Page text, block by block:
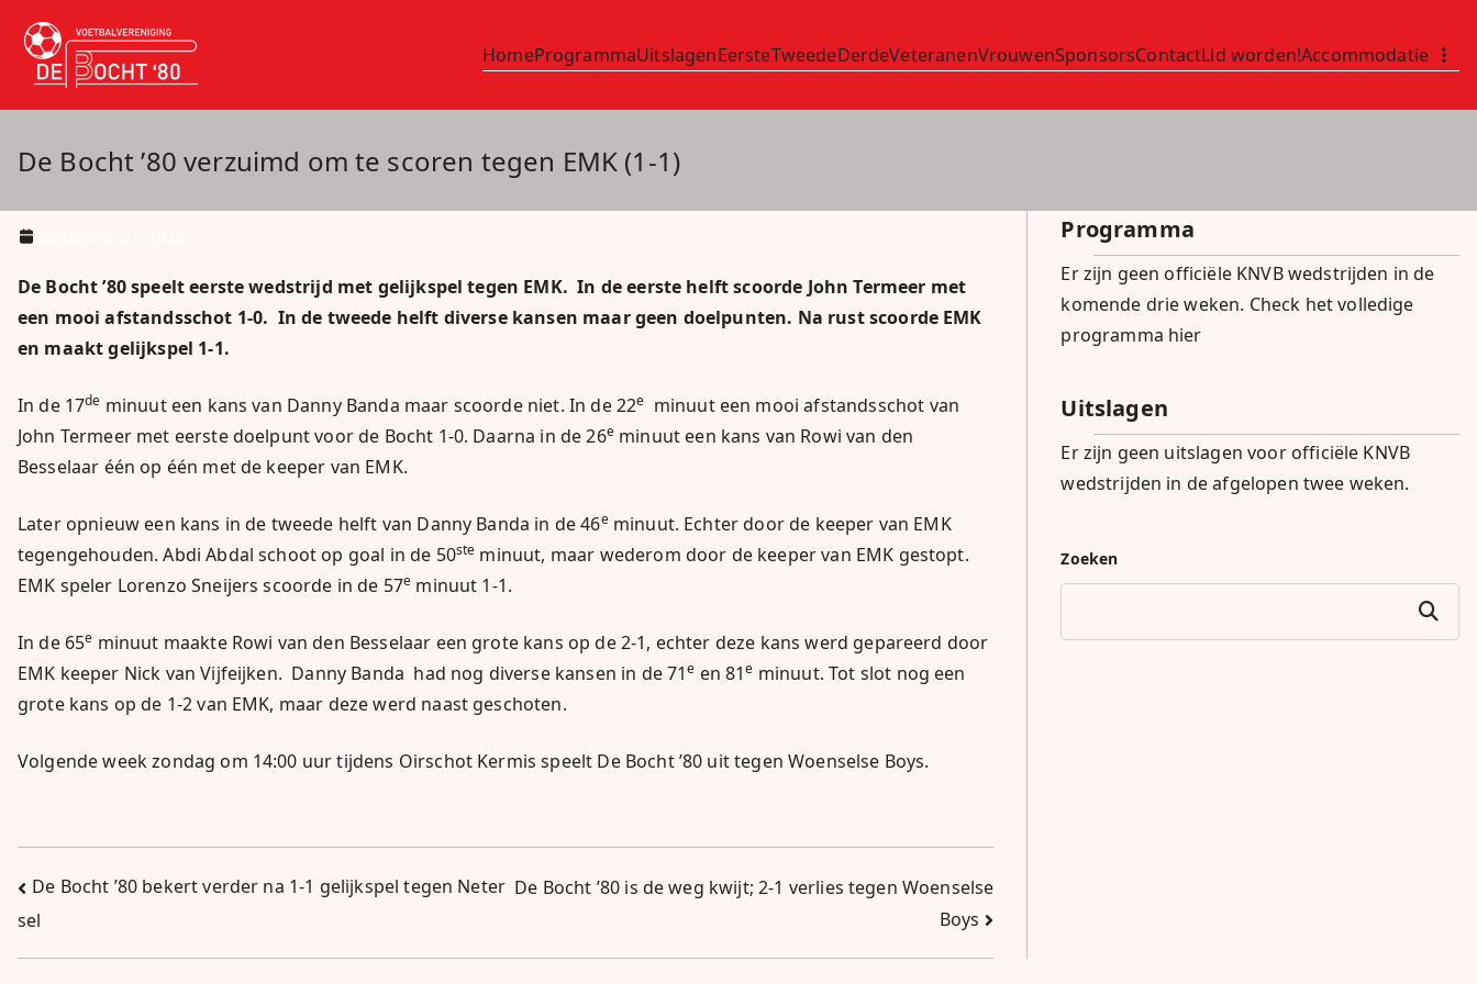
naar
inhoud
vv De Bocht '80
HomeProgrammaUitslagenEersteTweedeDerdeVeteranenVrouwenSponsorsContactLid worden!Accommodatie
De Bocht ’80 verzuimd om te scoren tegen EMK (1-1)
De Bocht ’80 speelt eerste wedstrijd met gelijkspel tegen EMK. In de eerste helft scoorde John Termeer met
een mooi afstandsschot 1-0. In de tweede helft diverse kansen maar geen doelpunten. Na rust scoorde EMK
en maakt gelijkspel 1-1.
In de 17de minuut een kans van Danny Banda maar scoorde niet. In de 22e minuut een mooi afstandsschot van
John Termeer met eerste doelpunt voor de Bocht 1-0. Daarna in de 26eminuut een kans van Rowi van den
Besselaar één op één met de keeper van EMK.
Later opnieuw een kans in de tweede helft van Danny Banda in de 46eminuut. Echter door de keeper van EMK
tegengehouden. Abdi Abdal schoot op goal in de 50ste minuut, maar wederom door de keeper van EMK gestopt.
EMK speler Lorenzo Sneijers scoorde in de 57e minuut 1-1.
In de 65e minuut maakte Rowi van den Besselaar een grote kans op de 2-1, echter deze kans werd gepareerd door
EMK keeper Nick van Vijfeijken. Danny Banda had nog diverse kansen in de 71e en 81e minuut. Tot slot nog een
grote kans op de 1-2 van EMK, maar deze werd naast geschoten.
Volgende week zondag om 14:00 uur tijdens Oirschot Kermis speelt De Bocht ’80 uit tegen Woenselse Boys.
Bericht
navigatie
De Bocht ’80 bekert verder na 1-1 gelijkspel tegen Neter
sel
De Bocht ’80 is de weg kwijt; 2-1 verlies tegen Woenselse
Boys
Programma
Er zijn geen officiële KNVB wedstrijden in de
komende drie weken. Check het volledige
programma hier
Uitslagen
Er zijn geen uitslagen voor officiële KNVB
wedstrijden in de afgelopen twee weken.
Zoeken
Zoeken